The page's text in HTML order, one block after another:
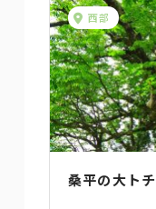
西部
桑平の大トチ